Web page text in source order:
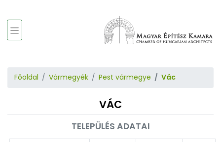
Főoldal Vármegyék Pest vármegye Vác
VÁC
TELEPÜLÉS ADATAI